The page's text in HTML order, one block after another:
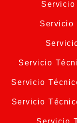
Servicio
Servicio
Servicio
Servicio
Servicio
Servicio